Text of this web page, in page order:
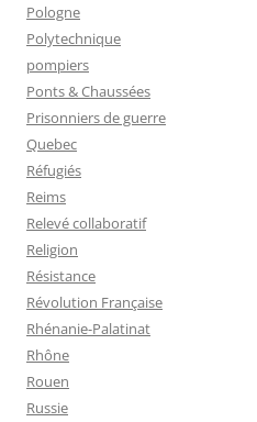
Pologne
Polytechnique
pompiers
Ponts & Chaussées
Prisonniers de guerre
Quebec
Réfugiés
Reims
Relevé collaboratif
Religion
Résistance
Révolution Française
Rhénanie-Palatinat
Rhône
Rouen
Russie